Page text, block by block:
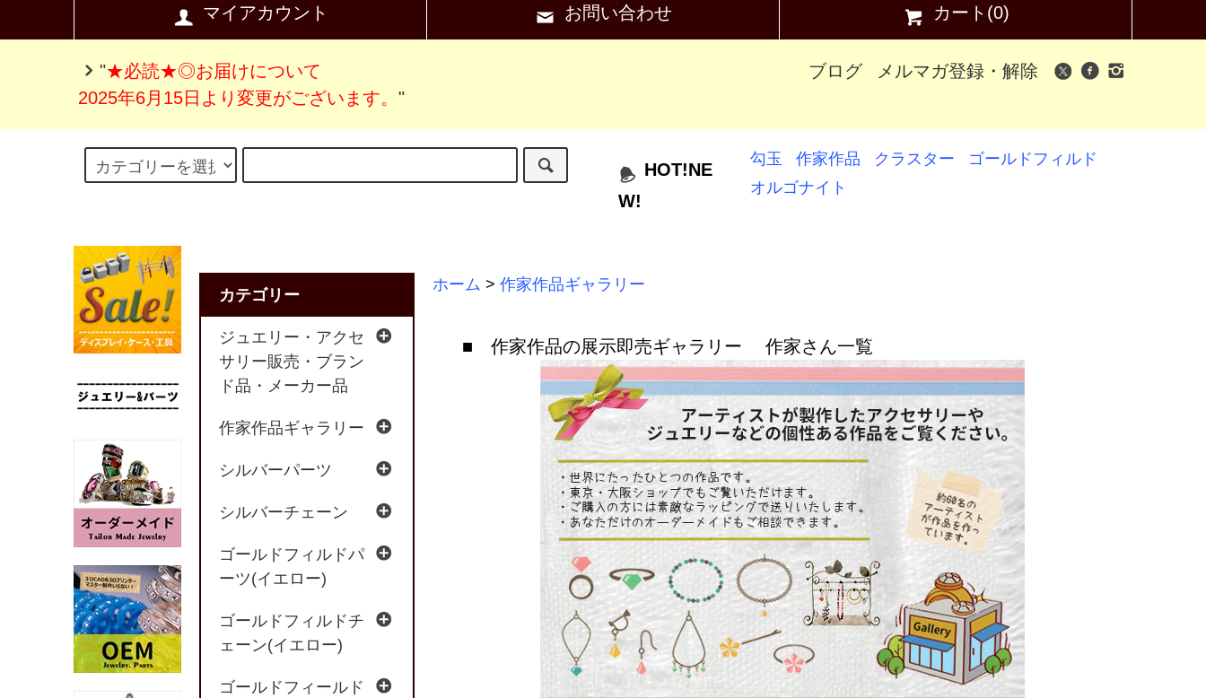
マイアカウント お問い合わせ カート(0)
"★必読★◎お届けについて
2025年6月15日より変更がございます。 "
ブログ メルマガ登録・解除
HOT!NE
W!
勾玉 作家作品 クラスター
ゴールドフィルド
オルゴナイト
ホーム > 作家作品ギャラリー
■ 作家作品の展示即売ギャラリー 作家さん一覧
カテゴリー
ジュエリー・アクセ
サリー販売・ブラン
ド品・メーカー品
作家作品ギャラリー
シルバーパーツ
シルバーチェーン
ゴールドフィルドパ
ーツ(イエロー)
ゴールドフィルドチ
ェーン(イエロー)
ゴールドフィールド